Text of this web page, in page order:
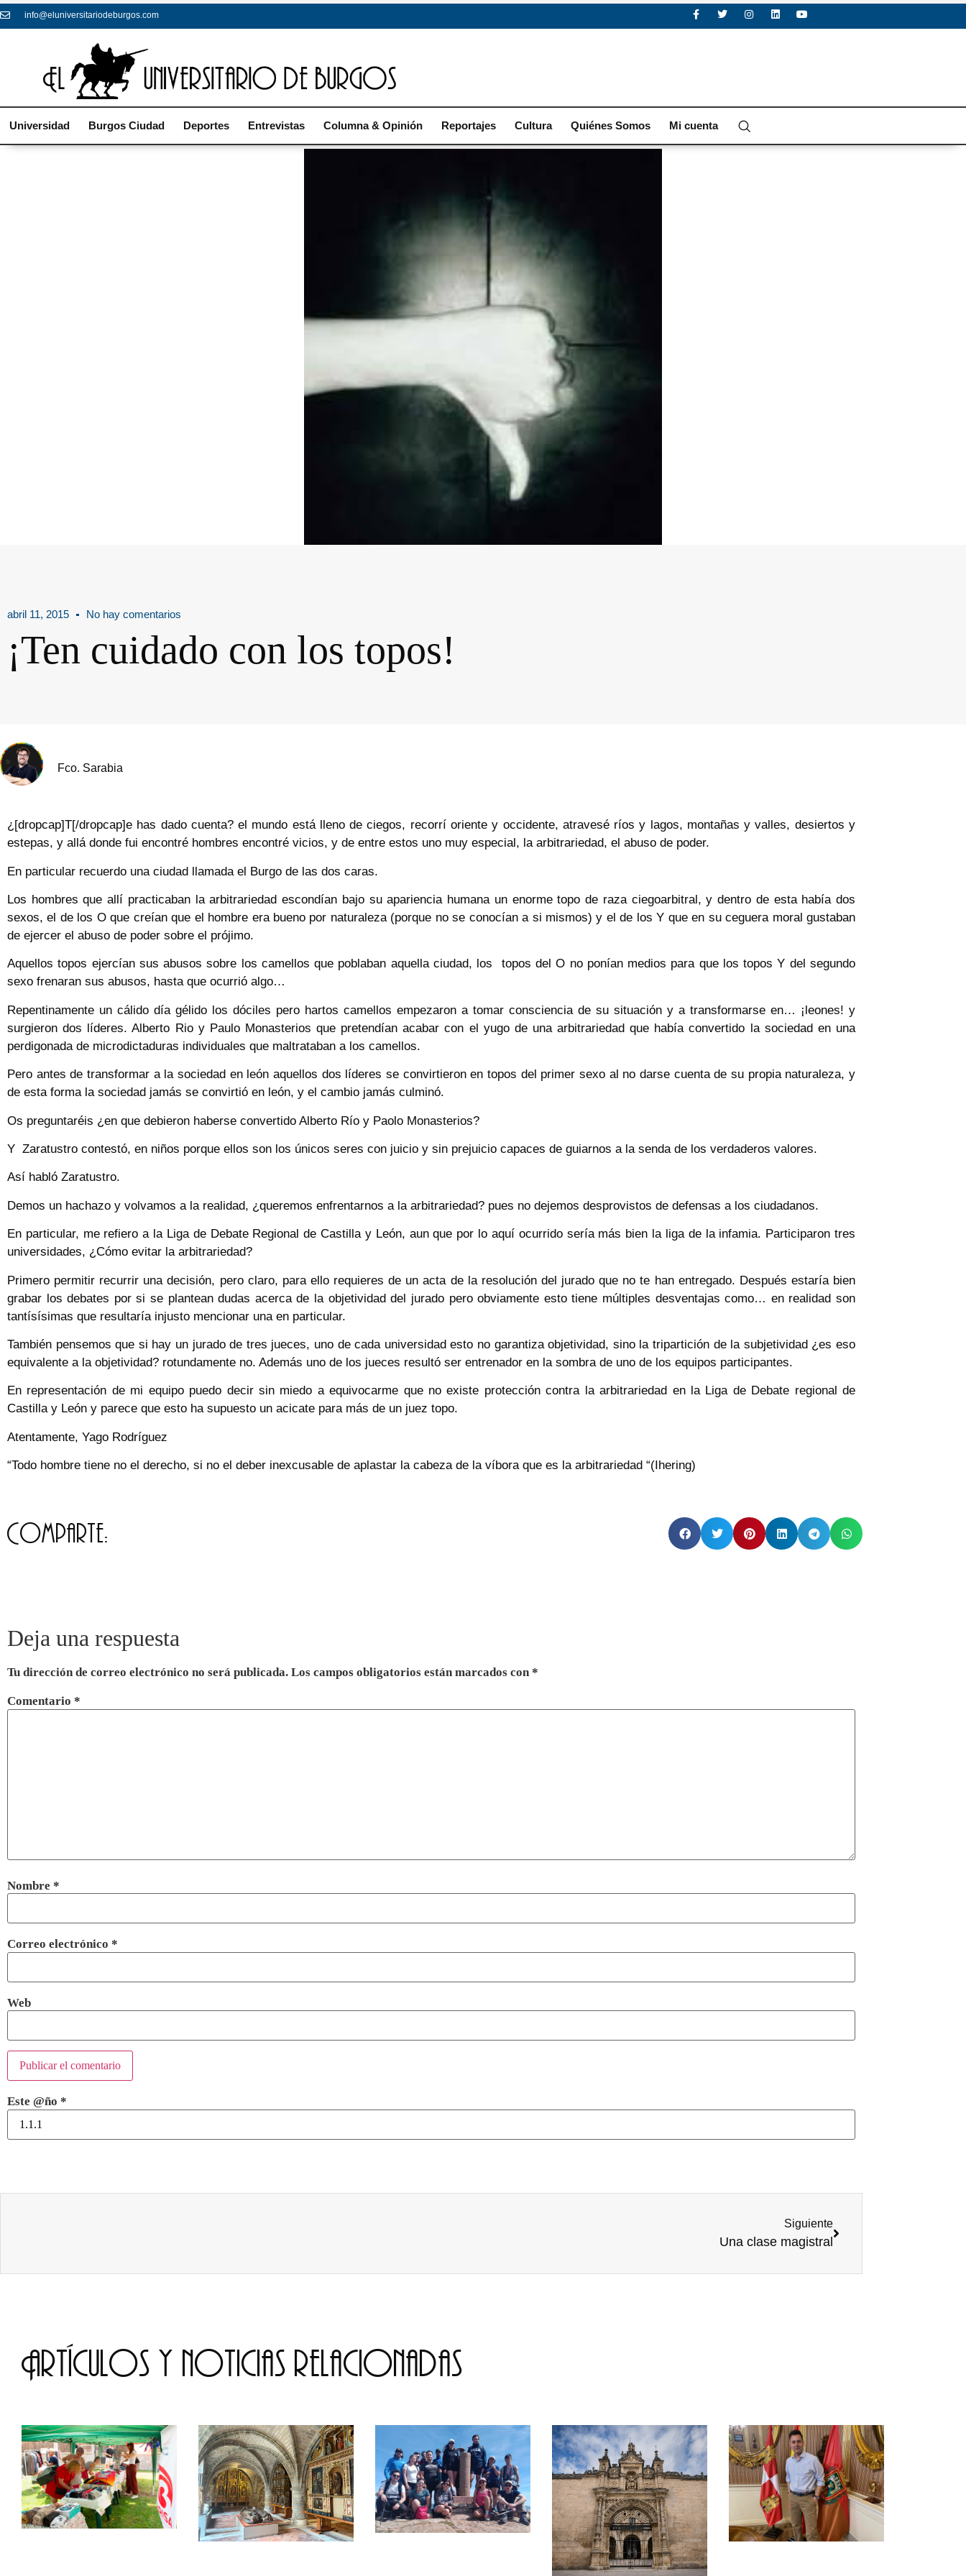
info@eluniversitariodeburgos.com
Universidad Burgos Ciudad Deportes Entrevistas Columna & Opinión Reportajes Cultura Quiénes Somos Mi cuenta
abril 11, 2015 No hay comentarios
¡Ten cuidado con los topos!
Fco. Sarabia
¿[dropcap]T[/dropcap]e has dado cuenta? el mundo está lleno de ciegos, recorrí oriente y occidente, atravesé ríos y lagos, montañas y valles, desiertos y
estepas, y allá donde fui encontré hombres encontré vicios, y de entre estos uno muy especial, la arbitrariedad, el abuso de poder.
En particular recuerdo una ciudad llamada el Burgo de las dos caras.
Los hombres que allí practicaban la arbitrariedad escondían bajo su apariencia humana un enorme topo de raza ciegoarbitral, y dentro de esta había dos
sexos, el de los O que creían que el hombre era bueno por naturaleza (porque no se conocían a si mismos) y el de los Y que en su ceguera moral gustaban
de ejercer el abuso de poder sobre el prójimo.
Aquellos topos ejercían sus abusos sobre los camellos que poblaban aquella ciudad, los topos del O no ponían medios para que los topos Y del segundo
sexo frenaran sus abusos, hasta que ocurrió algo…
Repentinamente un cálido día gélido los dóciles pero hartos camellos empezaron a tomar consciencia de su situación y a transformarse en… ¡leones! y
surgieron dos líderes. Alberto Rio y Paulo Monasterios que pretendían acabar con el yugo de una arbitrariedad que había convertido la sociedad en una
perdigonada de microdictaduras individuales que maltrataban a los camellos.
Pero antes de transformar a la sociedad en león aquellos dos líderes se convirtieron en topos del primer sexo al no darse cuenta de su propia naturaleza, y
de esta forma la sociedad jamás se convirtió en león, y el cambio jamás culminó.
Os preguntaréis ¿en que debieron haberse convertido Alberto Río y Paolo Monasterios?
Y Zaratustro contestó, en niños porque ellos son los únicos seres con juicio y sin prejuicio capaces de guiarnos a la senda de los verdaderos valores.
Así habló Zaratustro.
Demos un hachazo y volvamos a la realidad, ¿queremos enfrentarnos a la arbitrariedad? pues no dejemos desprovistos de defensas a los ciudadanos.
En particular, me refiero a la Liga de Debate Regional de Castilla y León, aun que por lo aquí ocurrido sería más bien la liga de la infamia. Participaron tres
universidades, ¿Cómo evitar la arbitrariedad?
Primero permitir recurrir una decisión, pero claro, para ello requieres de un acta de la resolución del jurado que no te han entregado. Después estaría bien
grabar los debates por si se plantean dudas acerca de la objetividad del jurado pero obviamente esto tiene múltiples desventajas como… en realidad son
tantísísimas que resultaría injusto mencionar una en particular.
También pensemos que si hay un jurado de tres jueces, uno de cada universidad esto no garantiza objetividad, sino la tripartición de la subjetividad ¿es eso
equivalente a la objetividad? rotundamente no. Además uno de los jueces resultó ser entrenador en la sombra de uno de los equipos participantes.
En representación de mi equipo puedo decir sin miedo a equivocarme que no existe protección contra la arbitrariedad en la Liga de Debate regional de
Castilla y León y parece que esto ha supuesto un acicate para más de un juez topo.
Atentamente, Yago Rodríguez
“Todo hombre tiene no el derecho, si no el deber inexcusable de aplastar la cabeza de la víbora que es la arbitrariedad “(Ihering)
Comparte:
Deja una respuesta
Tu dirección de correo electrónico no será publicada. Los campos obligatorios están marcados con *
Comentario *
Nombre *
Correo electrónico *
Web
Este @ño *
Siguiente
Una clase magistral
Artículos y noticias relacionadas